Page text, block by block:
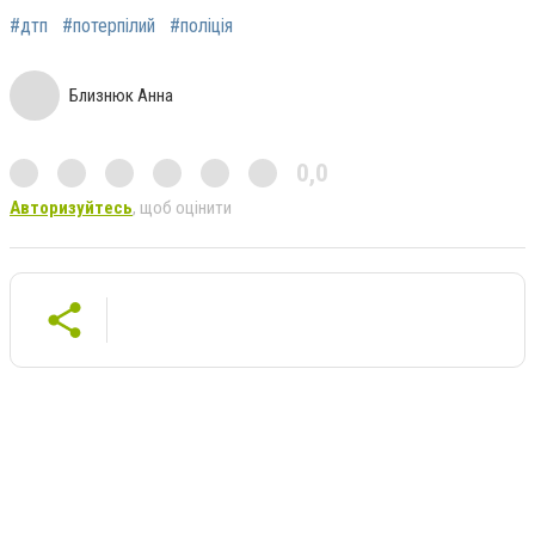
#дтп #потерпілий #поліція
Близнюк Анна
0,0
Авторизуйтесь, щоб оцінити